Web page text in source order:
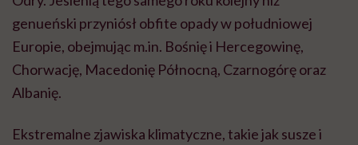
genueński przyniósł obfite opady w południowej
Europie, obejmując m.in. Bośnię i Hercegowinę,
Chorwację, Macedonię Północną, Czarnogórę oraz
Albanię.
Ekstremalne zjawiska klimatyczne, takie jak susze i